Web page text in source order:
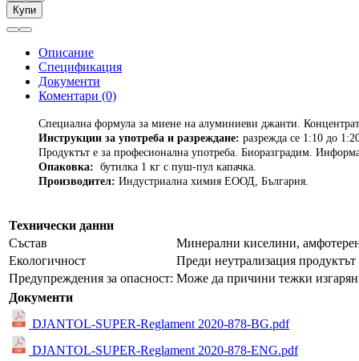
Купи
Описание
Спецификация
Документи
Коментари (0)
Специална формула за миене на алуминиеви джанти.
Инструкции за употреба и разреждане: разрежда се 1:10 до
Продуктът е за професионална употреба. Биоразградим.
Опаковка: бутилка 1 кг с пуш-пул капачка.
Производител: Индустриална химия ЕООД, България.
Технически данни
Състав
Минерални киселини,
Екологичност
Преди неутрализация
Предупреждения за опасност: Може да причини тежки
Документи
DJANTOL-SUPER-Reglament 2020-878-BG.pdf
DJANTOL-SUPER-Reglament 2020-878-ENG.pdf